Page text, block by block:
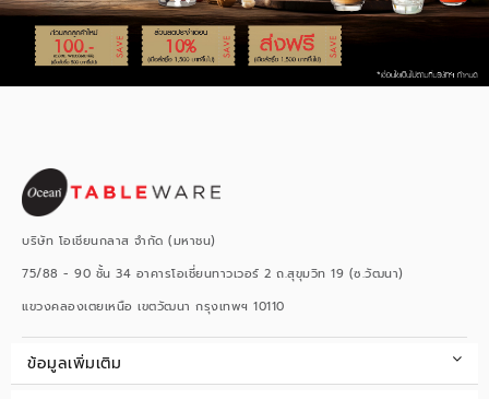
บริษัท โอเชียนกลาส จำกัด (มหาชน)
75/88 - 90 ชั้น 34 อาคารโอเชี่ยนทาวเวอร์ 2 ถ.สุขุมวิท 19 (ซ.วัฒนา)
แขวงคลองเตยเหนือ เขตวัฒนา กรุงเทพฯ 10110
ข้อมูลเพิ่มเติม